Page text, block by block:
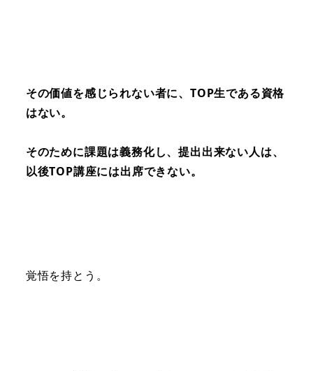
その価値を感じられない者に、TOP生である資格
はない。
そのために課題は義務化し、提出出来ない人は、
以後TOP講座には出席できない。
覚悟を持とう。